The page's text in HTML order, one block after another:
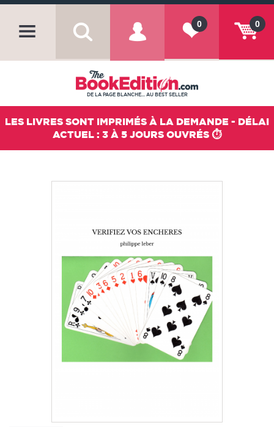
0
0
DE LA PAGE BLANCHE... AU BEST SELLER
LES LIVRES SONT IMPRIMÉS À LA DEMANDE - DÉLAI
ACTUEL : 3 À 5 JOURS OUVRÉS ⏱️